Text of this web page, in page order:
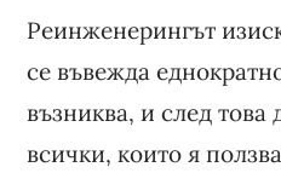
Реинженерингът
се въвежда
възниква, и след това
всички, които я